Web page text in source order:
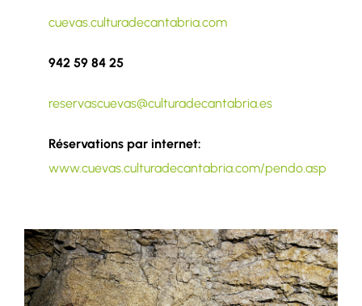
cuevas.culturadecantabria.com
942 59 84 25
reservascuevas@culturadecantabria.es
Réservations par internet:
www.cuevas.culturadecantabria.com/pendo.asp